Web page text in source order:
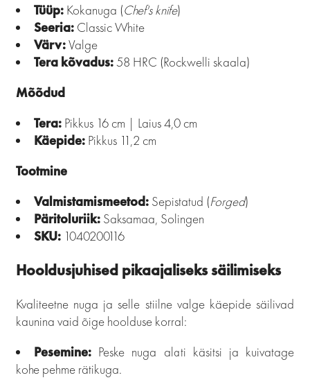
Tüüp: Kokanuga (Chef's knife)
Seeria: Classic White
Värv:Valge
Tera kõvadus: 58 HRC (Rockwelli skaala)
Mõõdud
Tera: Pikkus 16 cm | Laius 4,0 cm
Käepide: Pikkus 11,2 cm
Tootmine
Valmistamismeetod: Sepistatud (Forged)
Päritoluriik: Saksamaa, Solingen
SKU: 1040200116
Hooldusjuhised pikaajaliseks säilimiseks
Kvaliteetne nuga ja selle stiilne valge käepide säilivad
kaunina vaid õige hoolduse korral:
Pesemine: Peske nuga alati käsitsi ja kuivatage
kohe pehme rätikuga.